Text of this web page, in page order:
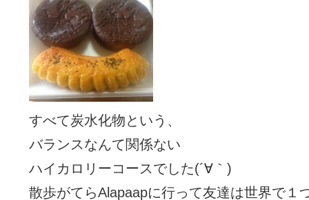
すべて炭水化物という、
バランスなんて関係ない
ハイカロリーコースでした(´∀｀)
散歩がてらAlapaapに行って友達は世界で１